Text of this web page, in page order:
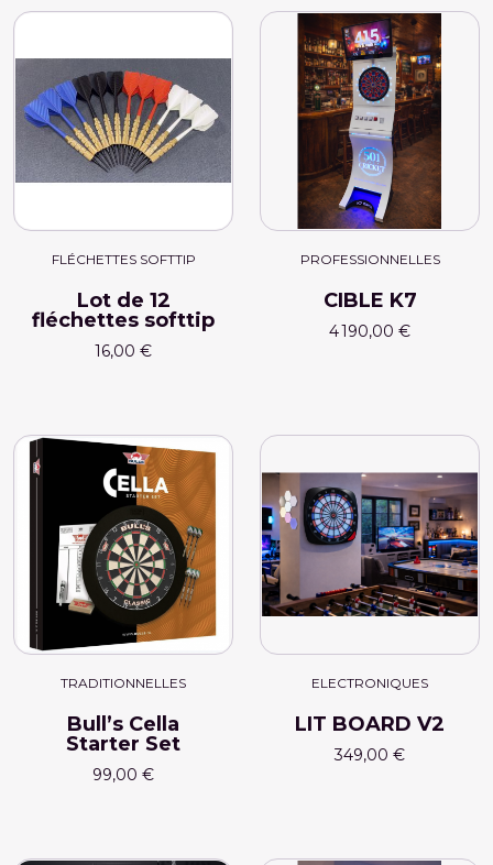
FLÉCHETTES SOFTTIP
Lot de 12
fléchettes softtip
16,00 €
PROFESSIONNELLES
CIBLE K7
4 190,00 €
TRADITIONNELLES
Bull’s Cella
Starter Set
99,00 €
ELECTRONIQUES
LIT BOARD V2
349,00 €